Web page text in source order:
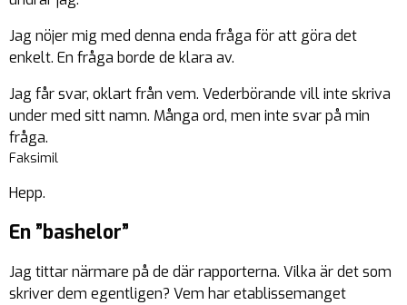
Jag nöjer mig med denna enda fråga för att göra det
enkelt. En fråga borde de klara av.
Jag får svar, oklart från vem. Vederbörande vill inte skriva
under med sitt namn. Många ord, men inte svar på min
fråga.
Faksimil
Hepp.
En ”bashelor”
Jag tittar närmare på de där rapporterna. Vilka är det som
skriver dem egentligen? Vem har etablissemanget